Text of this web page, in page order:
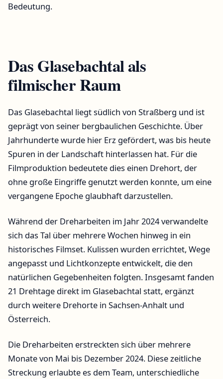
Bedeutung.
Das Glasebachtal als
filmischer Raum
Das Glasebachtal liegt südlich von Straßberg und ist
geprägt von seiner bergbaulichen Geschichte. Über
Jahrhunderte wurde hier Erz gefördert, was bis heute
Spuren in der Landschaft hinterlassen hat. Für die
Filmproduktion bedeutete dies einen Drehort, der
ohne große Eingriffe genutzt werden konnte, um eine
vergangene Epoche glaubhaft darzustellen.
Während der Dreharbeiten im Jahr 2024 verwandelte
sich das Tal über mehrere Wochen hinweg in ein
historisches Filmset. Kulissen wurden errichtet, Wege
angepasst und Lichtkonzepte entwickelt, die den
natürlichen Gegebenheiten folgten. Insgesamt fanden
21 Drehtage direkt im Glasebachtal statt, ergänzt
durch weitere Drehorte in Sachsen-Anhalt und
Österreich.
Die Dreharbeiten erstreckten sich über mehrere
Monate von Mai bis Dezember 2024. Diese zeitliche
Streckung erlaubte es dem Team, unterschiedliche